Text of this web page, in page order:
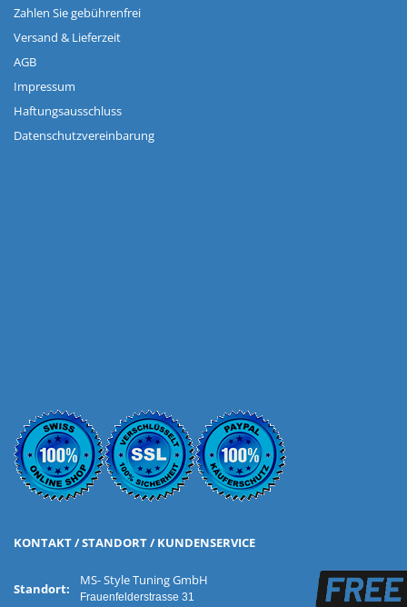
Zahlen Sie gebührenfrei
Versand & Lieferzeit
AGB
Impressum
Haftungsausschluss
Datenschutzvereinbarung
KONTAKT / STANDORT / KUNDENSERVICE
Standort:
MS- Style Tuning GmbH
Frauenfelderstrasse 31